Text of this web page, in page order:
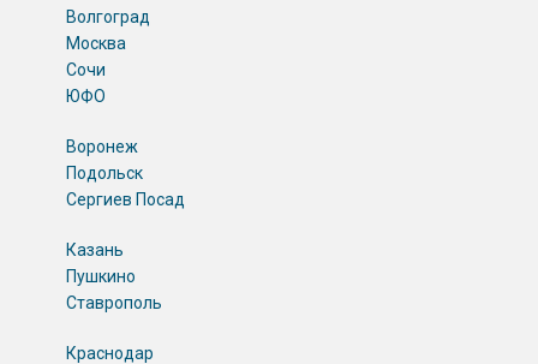
Волгоград
Москва
Сочи
ЮФО
Воронеж
Подольск
Сергиев Посад
Казань
Пушкино
Ставрополь
Краснодар